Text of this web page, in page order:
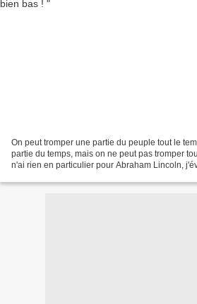
On peut tromper une partie du peuple tout le
partie du temps, mais on ne peut pas tromper
n'ai rien en particulier pour Abraham Lincoln,